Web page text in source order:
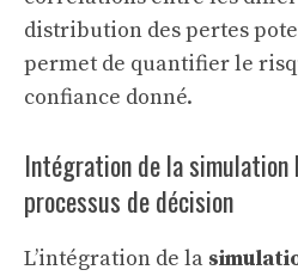
distribution des pertes
permet de quantifier le
confiance donné.
Intégration de la simulation
processus de décision
L’intégration de la